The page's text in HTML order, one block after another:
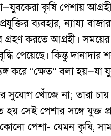
কৃষি পেশায়
ব্যবহার, ন্যায্য
গ্রহণ করতে আগ্রহী।
পেয়েছে। কিন্তু
করে “ক্ষেত” বলা
খোঁজে না; তারা চায়
হয় সেই পেশার সঙ্গে যুক্ত
পেশা- যেমন কৃষি,